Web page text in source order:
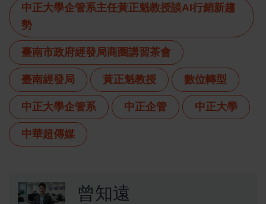
中正大學企管系主任黃正魁教授談AI行銷新趨
勢
臺南市政府經發局商圈講習茶會
臺南經發局 黃正魁教授 數位轉型
中正大學企管系 中正企管 中正大學
中華超傳媒
曾知遠